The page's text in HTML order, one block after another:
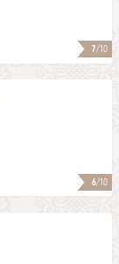
7/10
6/10